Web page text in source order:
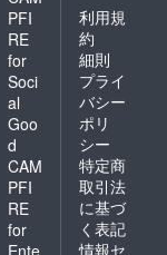
PFI
RE
for
Soci
al
Goo
d
CAM
PFI
RE
for
利用規
約
細則
プライ
バシー
ポリ
シー
特定商
取引法
に基づ
く表記
情報セ